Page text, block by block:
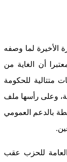
الأخيرة لما وصفه
أن الغاية من
متتالية للحكومة
وعلى رأسها ملف
بالدعم العمومي
للحزب عقب